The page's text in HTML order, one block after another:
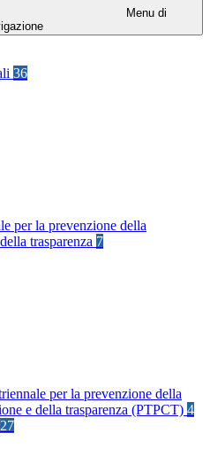
Menu di
36
per la prevenzione della
trasparenza 7
per la prevenzione della
e della trasparenza (PTPCT) 4
27